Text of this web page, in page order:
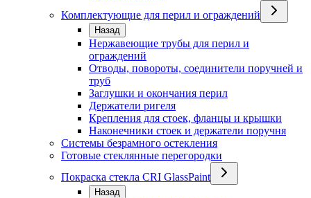
Комплектующие для перил и ограждений
Назад
Нержавеющие трубы для перил и
ограждений
Отводы, повороты, соединители поручней и
труб
Заглушки и окончания перил
Держатели ригеля
Крепления для стоек, фланцы и крышки
Наконечники стоек и держатели поручня
Системы безрамного остекления
Готовые стеклянные перегородки
Покраска стекла CRI GlassPaint
Назад